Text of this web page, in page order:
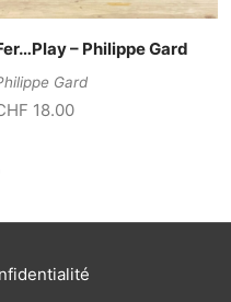
– Philippe Gard
Gard
18.00